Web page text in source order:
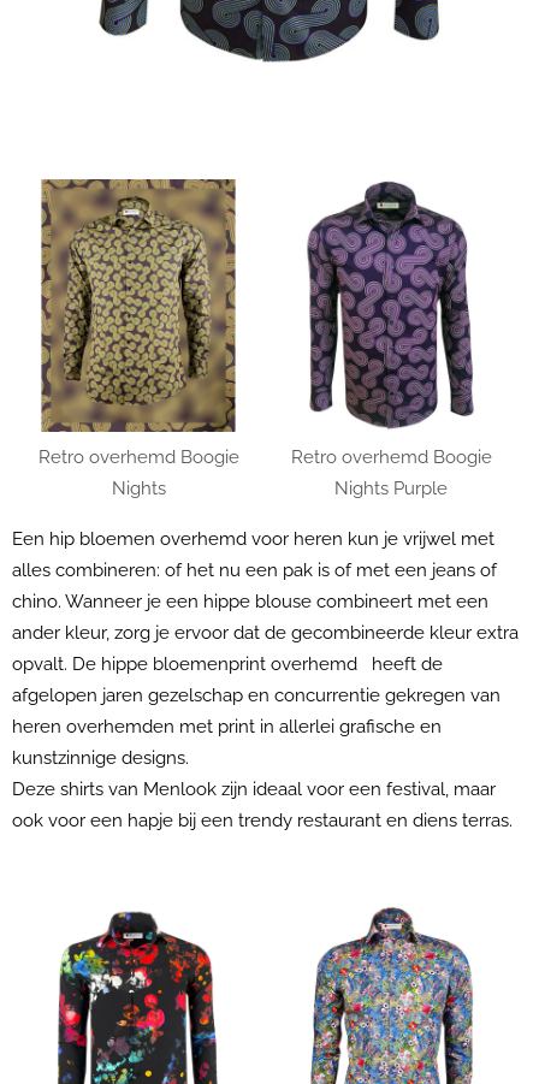
Retro overhemd Boogie
Nights
Retro overhemd Boogie
Nights Purple
Een hip bloemen overhemd voor heren kun je vrijwel met
alles combineren: of het nu een pak is of met een jeans of
chino. Wanneer je een hippe blouse combineert met een
ander kleur, zorg je ervoor dat de gecombineerde kleur extra
opvalt. De hippe bloemenprint overhemd heeft de
afgelopen jaren gezelschap en concurrentie gekregen van
heren overhemden met print in allerlei grafische en
kunstzinnige designs.
Deze shirts van Menlook zijn ideaal voor een festival, maar
ook voor een hapje bij een trendy restaurant en diens terras.